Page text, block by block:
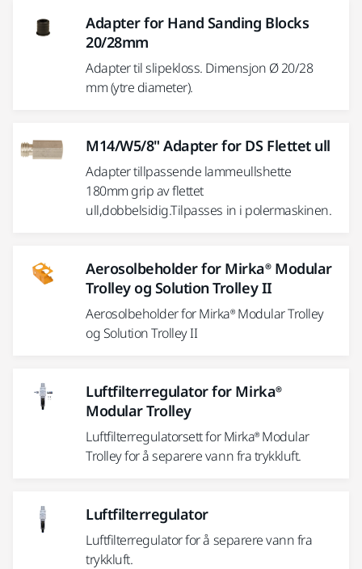
Adapter for Hand Sanding Blocks
20/28mm
Adapter til slipekloss. Dimensjon Ø 20/28
mm (ytre diameter).
M14/W5/8" Adapter for DS Flettet ull
Adapter tillpassende lammeullshette
180mm grip av flettet
ull,dobbelsidig.Tilpasses in i polermaskinen.
Aerosolbeholder for Mirka® Modular
Trolley og Solution Trolley II
Aerosolbeholder for Mirka® Modular Trolley
og Solution Trolley II
Luftfilterregulator for Mirka®
Modular Trolley
Luftfilterregulatorsett for Mirka® Modular
Trolley for å separere vann fra trykkluft.
Luftfilterregulator
Luftfilterregulator for å separere vann fra
trykkluft.